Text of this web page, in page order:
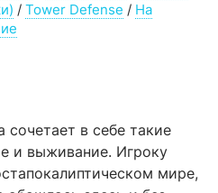
/ Tower Defense / На
сочетает в себе такие
и выживание. Игроку
мире,